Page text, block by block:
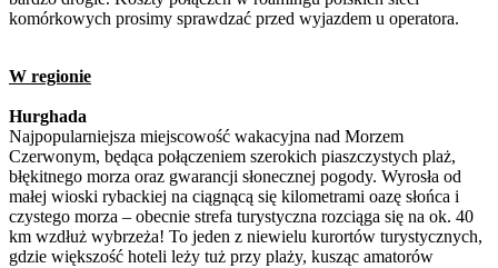
komórkowych prosimy sprawdzać przed wyjazdem u operatora.
W regionie
Hurghada
Najpopularniejsza miejscowość wakacyjna nad Morzem
Czerwonym, będąca połączeniem szerokich piaszczystych plaż,
błękitnego morza oraz gwarancji słonecznej pogody. Wyrosła od
małej wioski rybackiej na ciągnącą się kilometrami oazę słońca i
czystego morza – obecnie strefa turystyczna rozciąga się na ok. 40
km wzdłuż wybrzeża! To jeden z niewielu kurortów turystycznych,
gdzie większość hoteli leży tuż przy plaży, kusząc amatorów